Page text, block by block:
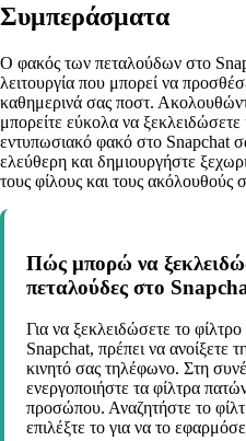
Συμπεράσματα
Ο φακός των πεταλούδων στο
λειτουργία που μπορεί να
καθημερινά σας ποστ.
μπορείτε εύκολα να
εντυπωσιακό φακό στο Snapchat
ελεύθερη και δημιουργήστε
τους φίλους και τους ακόλουθούς
Πώς μπορώ να
πεταλούδες στο
Για να ξεκλειδώσετε το
Snapchat, πρέπει να ανοίξετε
κινητό σας τηλέφωνο. Στη
ενεργοποιήστε τα φίλτρα
προσώπου. Αναζητήστε το
επιλέξτε το για να το